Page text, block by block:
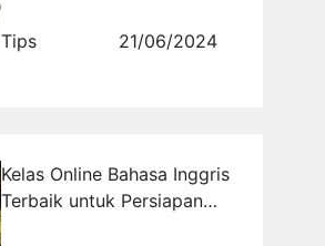
Anda
Tips 21/06/2024
Kelas Online Bahasa Inggris
Terbaik untuk Persiapan